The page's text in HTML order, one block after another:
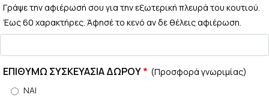
Γράψε την αφιέρωσή σου για την εξωτερική πλευρά του κουτιού.
Έως 60 χαρακτήρες. Άφησέ το κενό αν δε θέλεις αφιέρωση.
ΕΠΙΘΥΜΩ ΣΥΣΚΕΥΑΣΙΑ ΔΩΡΟΥ* (Προσφορά γνωριμίας)
ΝΑΙ